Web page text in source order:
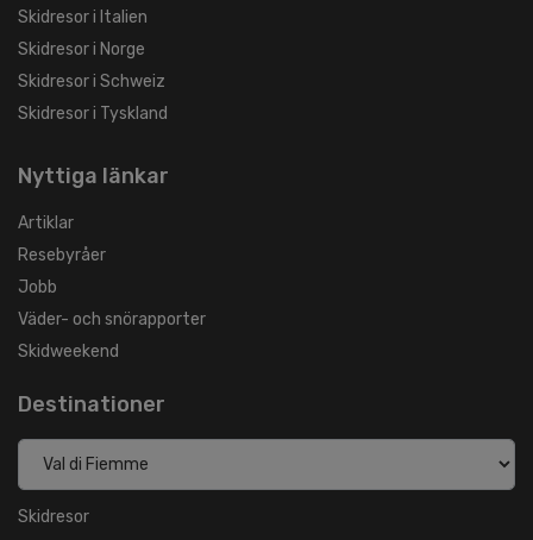
Skidresor i Italien
Skidresor i Norge
Skidresor i Schweiz
Skidresor i Tyskland
Nyttiga länkar
Artiklar
Resebyråer
Jobb
Väder- och snörapporter
Skidweekend
Destinationer
Skidresor